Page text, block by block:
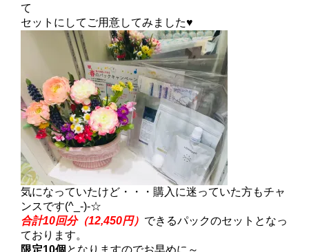
て
セットにしてご用意してみました♥
気になっていたけど・・・購入に迷っていた方もチャ
ンスです(^_-)-☆
合計10回分（12,450円） できるパックのセットとなっ
ております。
限定10個 となりますのでお早めに～